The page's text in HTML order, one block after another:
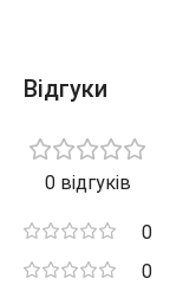
Відгуки
0 відгуків
0
0